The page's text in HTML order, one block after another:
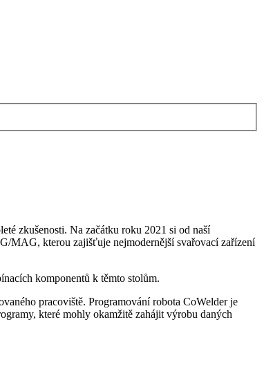
zkušenosti. Na začátku roku 2021 si od naší
MAG, kterou zajišťuje nejmodernější svařovací zařízení
komponentů k těmto stolům.
pracoviště. Programování robota CoWelder je
které mohly okamžitě zahájit výrobu daných